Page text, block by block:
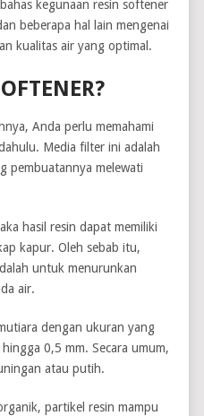
kegunaan resin softener
beberapa hal lain mengenai
kualitas air yang optimal.
Anda perlu memahami
Media filter ini adalah
pembuatannya melewati
hasil resin dapat memiliki
kapur. Oleh sebab itu,
untuk menurunkan
air.
dengan ukuran yang
0,5 mm. Secara umum,
atau putih.
partikel resin mampu